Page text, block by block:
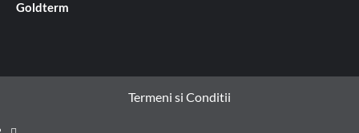
Goldterm
Termeni si Conditii
Prima